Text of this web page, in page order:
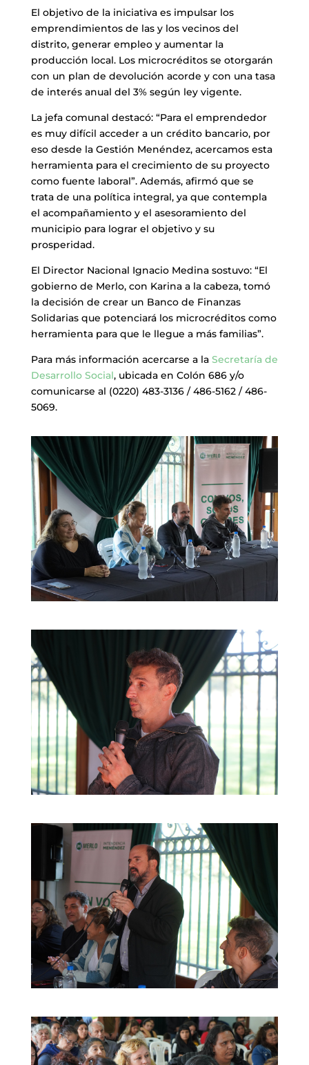
El objetivo de la iniciativa es impulsar los
emprendimientos de las y los vecinos del
distrito, generar empleo y aumentar la
producción local. Los microcréditos se otorgarán
con un plan de devolución acorde y con una tasa
de interés anual del 3% según ley vigente.
La jefa comunal destacó: “Para el emprendedor
es muy difícil acceder a un crédito bancario, por
eso desde la Gestión Menéndez, acercamos esta
herramienta para el crecimiento de su proyecto
como fuente laboral”. Además, afirmó que se
trata de una política integral, ya que contempla
el acompañamiento y el asesoramiento del
municipio para lograr el objetivo y su
prosperidad.
El Director Nacional Ignacio Medina sostuvo: “El
gobierno de Merlo, con Karina a la cabeza, tomó
la decisión de crear un Banco de Finanzas
Solidarias que potenciará los microcréditos como
herramienta para que le llegue a más familias”.
Para más información acercarse a la Secretaría de
Desarrollo Social, ubicada en Colón 686 y/o
comunicarse al (0220) 483-3136 / 486-5162 / 486-
5069.